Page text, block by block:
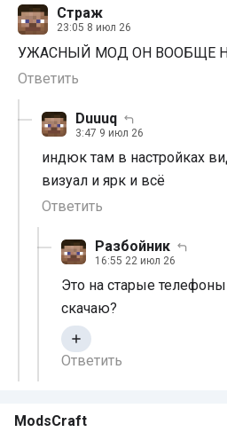
Страж
23:05 8 июл 26
УЖАСНЫЙ МОД ОН ВООБЩЕ
Ответить
Duuuq
3:47 9 июл 26
индюк там в настройках
визуал и ярк и всё
Ответить
Разбойник
16:55 22 июл 26
Это на старые
скачаю?
Ответить
ModsCraft